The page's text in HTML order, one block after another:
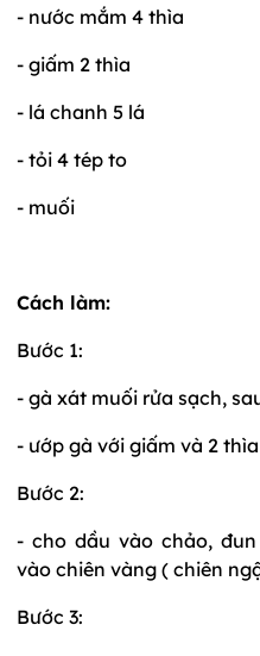
- nước mắm 4 thìa
- giấm 2 thìa
- lá chanh 5 lá
- tỏi 4 tép to
- muối
Cách làm:
Bước 1:
- gà xát muối rửa sạch,
- ướp gà với giấm và 2
Bước 2:
- cho dầu vào chảo,
vào chiên vàng ( chiên
Bước 3: